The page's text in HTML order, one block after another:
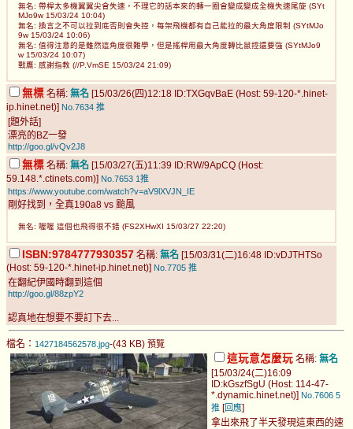
無名: 帶桿太多機翼翼尖會失速，不理它的話本來的轉一圈會變成變成全機失速尾旋 (SYt
MJo9w 15/03/24 10:04)
無名: 換言之不可以拉到底否則會失控，每架飛機都有自己能拉的最大角度限制 (SYtMJo
9w 15/03/24 10:06)
無名: 值得注意的是雖然這角度很難學，但是搖桿用最大角度轉比鼠控還要強 (SYtMJo9
w 15/03/24 10:07)
戰鷹: 感謝指教 (//P.VmSE 15/03/24 21:09)
無標 名稱: 無名 [15/03/26(四)12:18 ID:TXGqvBaE (Host: 59-120-*.hinet-
ip.hinet.net)] No.7634 推
[題外話]
漂亮的BZ一發
http://goo.gl/vQv2J8
無標 名稱: 無名 [15/03/27(五)11:39 ID:RW/9ApCQ (Host:
59.148.*.ctinets.com)] No.7653 1推
https://www.youtube.com/watch?v=aV9lXVJN_IE
剛好找到，全真190a8 vs 颱風
無名: 喔喔 這個也飛得很不錯 (FS2XHwXI 15/03/27 22:20)
ISBN:9784777930357 名稱: 無名 [15/03/31(二)16:48 ID:vDJTHTSo
(Host: 59-120-*.hinet-ip.hinet.net)] No.7705 推
在翻紀伊國時翻到這個
http://goo.gl/88zpY2
認真地在想要不要訂下去...
檔名： 1427184562578.jpg-(43 KB) 預覽
這玩意怎麼玩 名稱: 無名
[15/03/24(二)16:09
ID:kGszfSgU (Host: 114-47-
*.dynamic.hinet.net)] No.7606 5
推 [回應]
拿出來飛了半天發現這東西的速